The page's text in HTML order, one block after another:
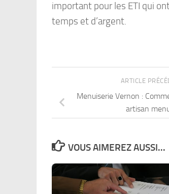
important pour les ETI qui
temps et d’argent.
ARTICLE
Menuiserie Vernon :
artisan
VOUS AIMEREZ AUSSI...